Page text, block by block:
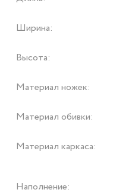
Ширина:
Высота:
Материал ножек:
Материал обивки:
Материал каркаса:
Наполнение: